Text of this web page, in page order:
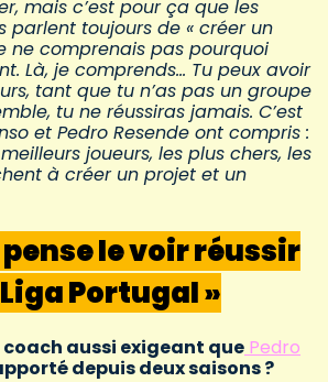
mais c’est pour ça que les
parlent toujours de « créer un
ne comprenais pas pourquoi
Là, je comprends… Tu peux avoir
tant que tu n’as pas un groupe
tu ne réussiras jamais. C’est
et Pedro Resende ont compris :
joueurs, les plus chers, les
à créer un projet et un
pense le voir réussir
Portugal »
coach aussi exigeant que Pedro
depuis deux saisons ?